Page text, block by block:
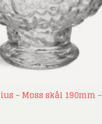
– Moss skål 190mm –